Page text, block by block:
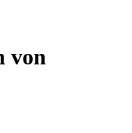
von